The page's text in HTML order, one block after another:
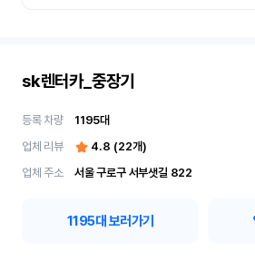
sk렌터카_중장기
등록 차량 1195대
업체 리뷰
4.8 (22개)
업체 주소
서울 구로구 서부샛길 822
1195대 보러가기